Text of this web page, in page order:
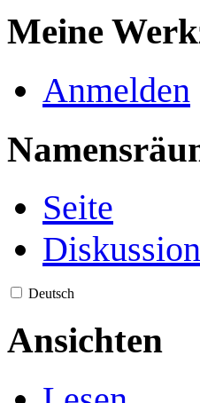
Meine
Anmelden
Seite
Diskussion
Deutsch
Ansichten